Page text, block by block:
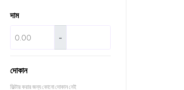
দাম
-
দোকান
ফিল্টার করার জন্য কোনো দোকান নেই